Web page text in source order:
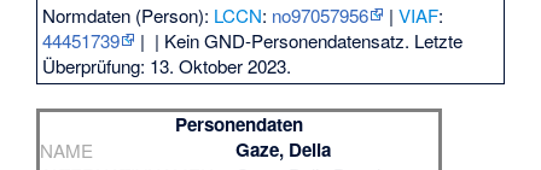
Normdaten (Person): LCCN: no97057956 |VIAF:
44451739
| | Kein GND-Personendatensatz. Letzte
Überprüfung: 13. Oktober 2023.
Personendaten
NAME Gaze, Delia